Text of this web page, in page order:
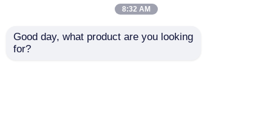
ใหญ่ สถานไฟฟ้า เครื่อง
ไฟฟ้า
ราคาถูกที่สุด
หมุน PV พร้อมหัวแปรงคู่
อุปกรณ์ทำความสะอาด
แบบหมุน 3.6 เมตร
ราคาถูกที่สุด
8:32 AM
Good day, what product are you looking
for?